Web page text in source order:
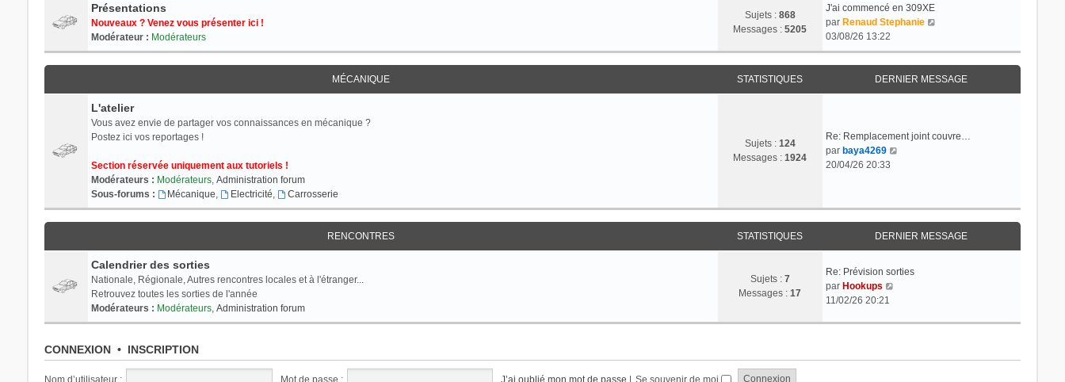
e
r
l
e
d
e
r
e
r
m
s
a
g
e
Présentations
Nouveaux ? Venez vous présenter ici !
Modérateur : Modérateurs
Sujets : 868
Messages :5205
J'ai commencé en 309XE
par Renaud Stephanie
n
s
u
l
r
r
n
i
e
s
e
03/08/26 13:22
MÉCANIQUE STATISTIQUES DERNIER MESSAGE
L'atelier
Vous avez envie de partager vos connaissances en mécanique ?
Postez ici vos reportages !
Section réservée uniquement aux tutoriels !
Modérateurs : Modérateurs, Administration forum
Sous-forums :
Mécanique, Electricité, Carrosserie
Sujets : 124
Messages :1924
Re: Remplacement joint couvre…
par baya4269
u
l
t
e
l
e
i
20/04/26 20:33
RENCONTRES STATISTIQUES DERNIER MESSAGE
Calendrier des sorties
Nationale, Régionale, Autres rencontres locales et à l'étranger...
Retrouvez toutes les sorties de l'année
Modérateurs : Modérateurs, Administration forum
Sujets : 7
Messages :17
Re: Prévision sorties
par Hookups
s
11/02/26 20:21
CONNEXION• INSCRIPTION
Nom d’utilisateur : Mot de passe : J’ai oublié mon mot de passe | Se souvenir de moi